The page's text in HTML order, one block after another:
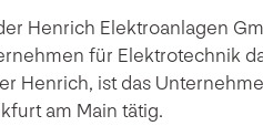
Henrich Elektroanlagen
für Elektrotechnik
Henrich, ist das
am Main tätig.